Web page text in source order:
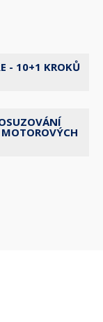
- 10+1 KROKŮ